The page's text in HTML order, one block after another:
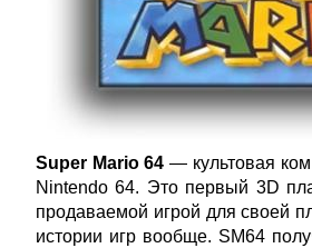
Super Mario 64 — культовая
Nintendo 64. Это первый 3D
продаваемой игрой для своей
истории игр вообще. SM64